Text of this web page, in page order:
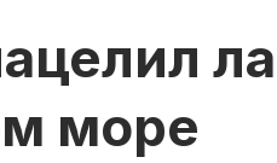
море